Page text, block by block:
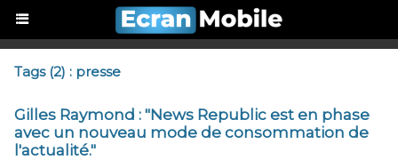
Tags (2) : presse
Gilles Raymond : "News Republic est en phase
avec un nouveau mode de consommation de
l'actualité."